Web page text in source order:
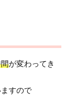
が変わってき
すので